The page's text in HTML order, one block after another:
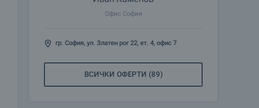
Офис София
гр. София, ул. Златен рог 22, ет. 4, офис 7
ВСИЧКИ ОФЕРТИ (89)